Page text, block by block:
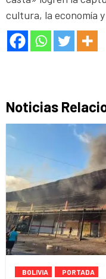
cultura, la economía
Noticias
BOLIVIA PORTADA